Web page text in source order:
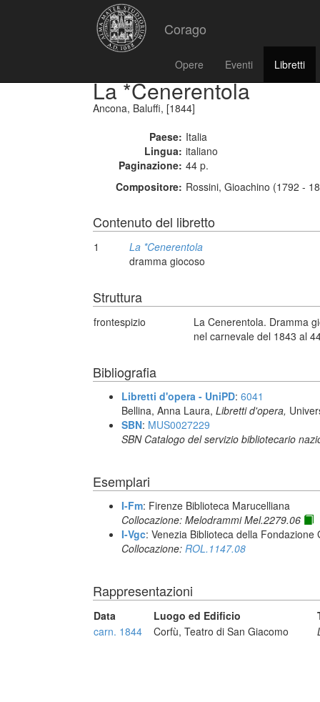
Corago
Opere Eventi Libretti
La *Cenerentola
Ancona, Baluffi, [1844]
Paese: Italia
Lingua: italiano
Paginazione: 44 p.
Compositore: Rossini, Gioachino (1792 -
Contenuto del libretto
1
La *Cenerentola
dramma giocoso
Struttura
frontespizio
La Cenerentola. Dramma
nel carnevale del 1843 al
Bibliografia
Libretti d'opera - UniPD: 6041
Bellina, Anna Laura, Libretti d'opera,
SBN: MUS0027229
SBN Catalogo del servizio bibliotecario
Esemplari
I-Fm: Firenze Biblioteca Marucelliana
Collocazione: Melodrammi Mel.2279.06
I-Vgc: Venezia Biblioteca della Fondazione
Collocazione: ROL.1147.08
Rappresentazioni
Data Luogo ed Edificio
carn. 1844
Corfù, Teatro di San Giacomo